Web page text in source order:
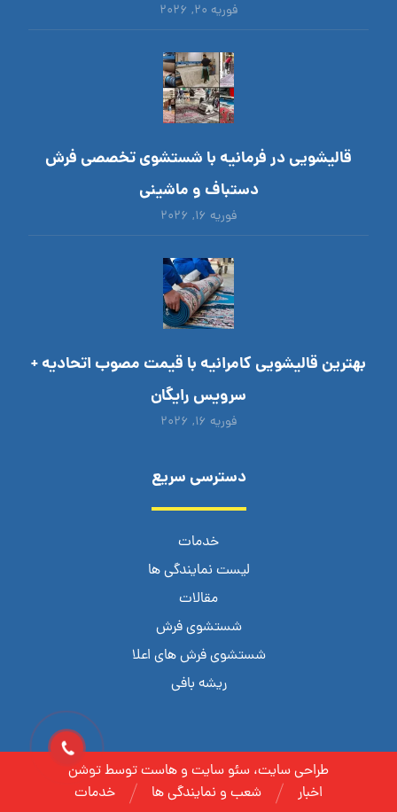
فوریه ۲۰, ۲۰۲۶
قالیشویی در فرمانیه با شستشوی تخصصی فرش
دستباف و ماشینی
فوریه ۱۶, ۲۰۲۶
بهترین قالیشویی کامرانیه با قیمت مصوب اتحادیه +
سرویس رایگان
فوریه ۱۶, ۲۰۲۶
دسترسی سریع
خدمات
لیست نمایندگی ها
مقالات
شستشوی فرش
شستشوی فرش های اعلا
ریشه بافی
طراحی سایت، سئو سایت و هاست توسط توشن
خدمات
شعب و نمایندگی ها اخبار